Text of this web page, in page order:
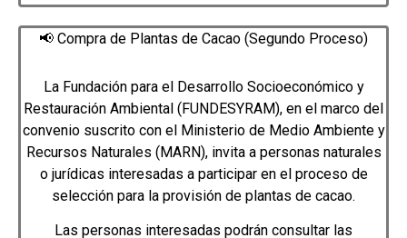
📢 Compra de Plantas de Cacao (Segundo Proceso)
La Fundación para el Desarrollo Socioeconómico y
Restauración Ambiental (FUNDESYRAM), en el marco del
convenio suscrito con el Ministerio de Medio Ambiente y
Recursos Naturales (MARN), invita a personas naturales
o jurídicas interesadas a participar en el proceso de
selección para la provisión de plantas de cacao.
Las personas interesadas podrán consultar las